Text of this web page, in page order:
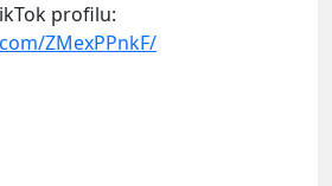
profilu:
ZMexPPnkF/